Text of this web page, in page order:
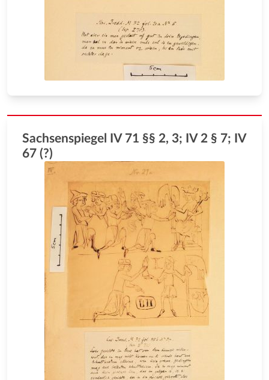
Sachsenspiegel IV 71 §§ 2, 3; IV 2 § 7; IV
67 (?)